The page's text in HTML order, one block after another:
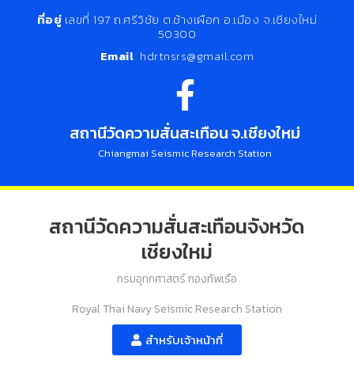
ที่อยู่ เลขที่ 197 ถ.ศรีวิชัย ต.ช้างเผือก อ.เมือง จ.เชียงใหม่
50300
Email hdrtnsrs@gmail.com
สถานีวัดความสั่นสะเทือน จ.เชียงใหม่
Chiangmai Seismic Research Station
สถานีวัดความสั่นสะเทือนจังหวัด
เชียงใหม่
กรมอุทกศาสตร์ กองทัพเรือ
Royal Thai Navy Seismic Research Station
สำหรับเจ้าหน้าที่